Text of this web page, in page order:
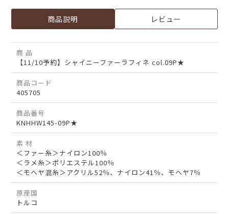
商品説明 レビュー
商 品
【11/10予約】シャイニーファーラフィネ col.09P★
商品コード
405705
商品番号
KNHHW145-09P★
素 材
＜ファー糸＞ナイロン100％
＜ラメ糸＞ポリエステル100％
＜モヘヤ混糸＞アクリル52％、ナイロン41％、モヘヤ7％
原産国
トルコ